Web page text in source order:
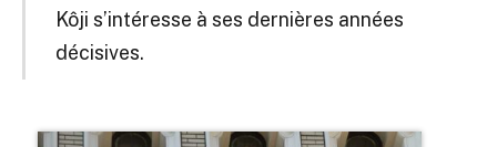
Kôji s’intéresse à ses dernières années
décisives.